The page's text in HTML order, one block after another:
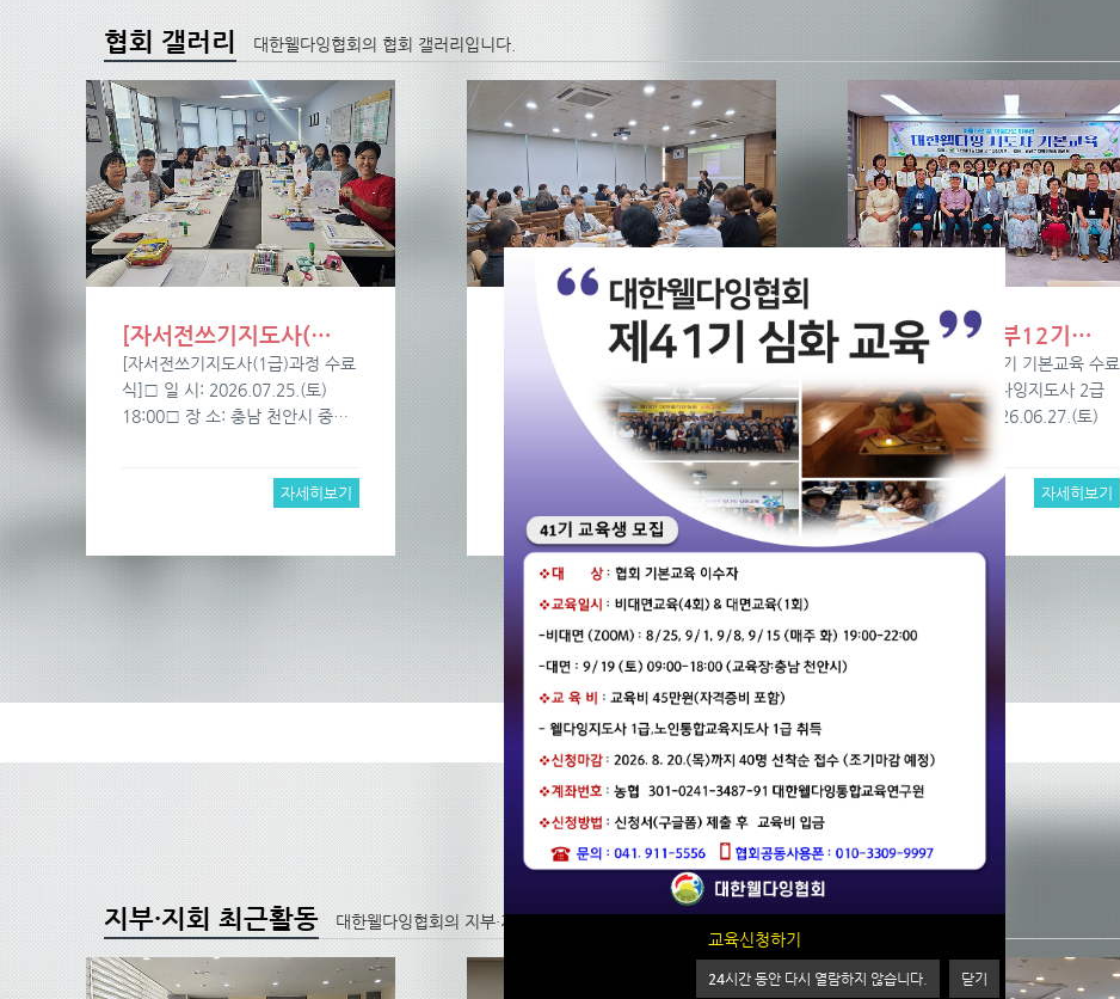
교육신청하기
24시간 동안 다시 열람하지 않습니다. 닫기
협회 갤러리 대한웰다잉협회의 협회 갤러리입니다.
[자서전쓰기지도사(…
[자서전쓰기지도사(1급)과정 수료
식]□ 일 시: 2026.07.25.(토)
18:00□ 장 소: 충남 천안시 중…
자세히보기
심화40기 수료식
[심화40기 수료식]□ 일 시:
2026.06.27.(토) 18:00□ 장 소:
백석웰다잉힐링센터□ 인 원: 3…
자세히보기
[전남광주지부12기…
[전남광주지부12기 기본교육 수료
식]□ 과정명: 웰다잉지도사 2급
과정□ 일 시: 2026.06.27.(토)
1…
자세히보기
지부·지회 최근활동 대한웰다잉협회의 지부·지회 최근활동 입니다.